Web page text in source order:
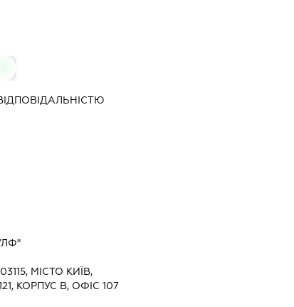
МІСТО КИЇВ,
КОРПУС В, ОФІС 107